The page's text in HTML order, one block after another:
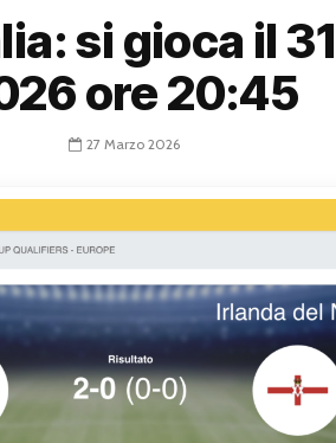
si gioca il
ore 20:45
27 Marzo 2026